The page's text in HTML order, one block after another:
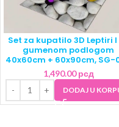
Set za kupatilo 3D Leptiri I
gumenom podlogom
40x60cm + 60x90cm, SG-
1,490.00рсд
DODAJ U